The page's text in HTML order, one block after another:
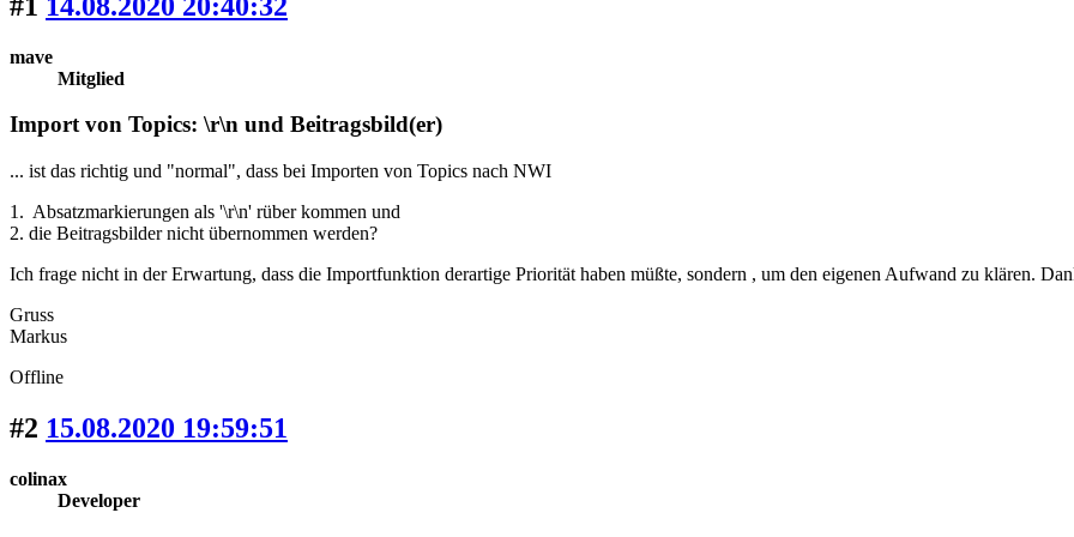
mave
Mitglied
Import von Topics: \r\n und Beitragsbild(er)
... ist das richtig und "normal", dass bei Importen von Topics nach NWI
1. Absatzmarkierungen als '\r\n' rüber kommen und
2. die Beitragsbilder nicht übernommen werden?
Ich frage nicht in der Erwartung, dass die Importfunktion derartige Priorität haben müßte, sondern , um den eigenen Aufwand zu klären.
Gruss
Markus
Offline
#2 15.08.2020 19:59:51
colinax
Developer